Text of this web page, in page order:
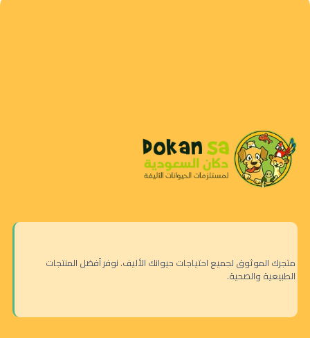
متجرك الموثوق لجميع احتياجات حيوانك الأليف. نوفر أفضل المنتجات
الطبيعية والصحية.